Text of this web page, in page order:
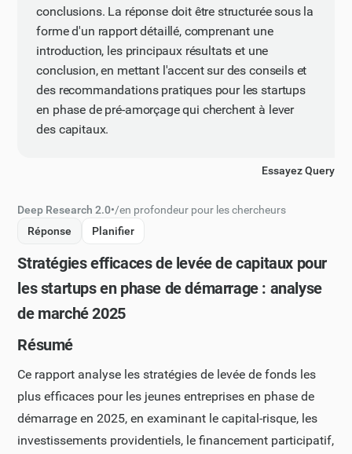
conclusions. La réponse doit être structurée sous la
forme d'un rapport détaillé, comprenant une
introduction, les principaux résultats et une
conclusion, en mettant l'accent sur des conseils et
des recommandations pratiques pour les startups
en phase de pré-amorçage qui cherchent à lever
des capitaux.
Essayez Query
Deep Research 2.0•/en profondeur pour les chercheurs
Réponse
Planifier
Stratégies efficaces de levée de capitaux pour
les startups en phase de démarrage : analyse
de marché 2025
Résumé
Ce rapport analyse les stratégies de levée de fonds les
plus efficaces pour les jeunes entreprises en phase de
démarrage en 2025, en examinant le capital-risque, les
investissements providentiels, le financement participatif,